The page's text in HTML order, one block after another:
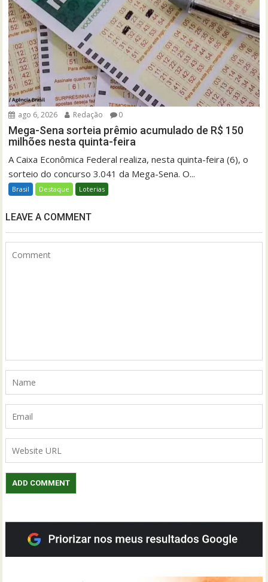
ago 6, 2026 Redação 0
Mega-Sena sorteia prêmio acumulado de R$ 150
milhões nesta quinta-feira
A Caixa Econômica Federal realiza, nesta quinta-feira (6), o
sorteio do concurso 3.041 da Mega-Sena. O...
Brasil Destaque Loterias
LEAVE A COMMENT